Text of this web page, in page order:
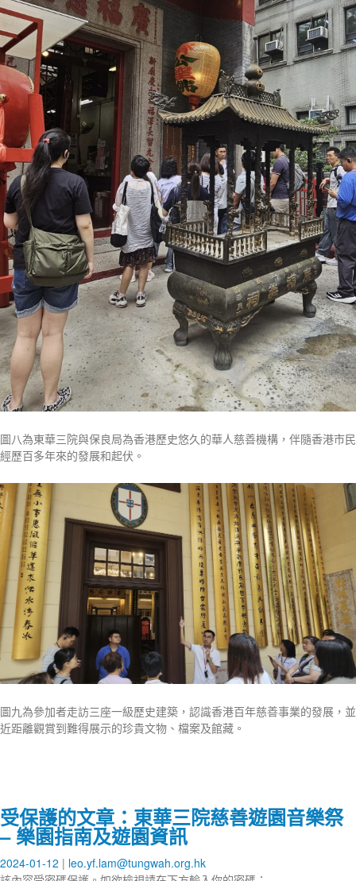
圖八為東華三院與保良局為香港歷史悠久的華人慈善機構，伴隨香港市民
經歷百多年來的發展和起伏。
圖九為參加者走訪三座一級歷史建築，認識香港百年慈善事業的發展，並
近距離觀賞到難得展示的珍貴文物、檔案及館藏。
受保護的文章：東華三院慈善遊園音樂祭
– 樂園指南及遊園資訊
2024-01-12
leo.yf.lam@tungwah.org.hk